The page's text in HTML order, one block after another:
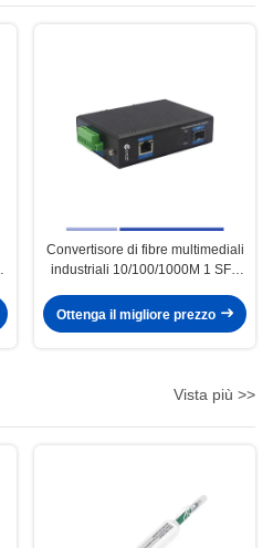
Convertisore di fibre multimediali
industriali 10/100/1000M 1 SFP
SMF Duplex 1310nm 20KM
Ottenga il migliore prezzo
Vista più >>